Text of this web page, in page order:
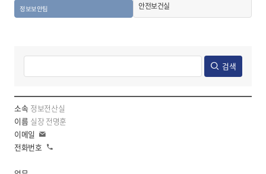
정보보안팀 안전보건실
검색
소
속,
이
름,
담
당
정보전산실
실장 전명훈
일전